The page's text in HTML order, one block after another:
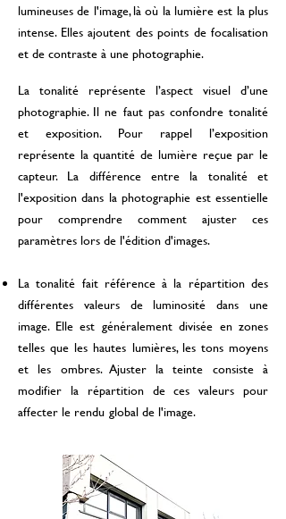
lumineuses de l'image, là où la lumière est la plus
intense. Elles ajoutent des points de focalisation
et de contraste à une photographie.
La tonalité représente l’aspect visuel d’une
photographie. Il ne faut pas confondre tonalité
et exposition. Pour rappel l’exposition
représente la quantité de lumière reçue par le
capteur. La différence entre la tonalité et
l'exposition dans la photographie est essentielle
pour comprendre comment ajuster ces
paramètres lors de l'édition d'images.
La tonalité fait référence à la répartition des
différentes valeurs de luminosité dans une
image. Elle est généralement divisée en zones
telles que les hautes lumières, les tons moyens
et les ombres. Ajuster la teinte consiste à
modifier la répartition de ces valeurs pour
affecter le rendu global de l'image.